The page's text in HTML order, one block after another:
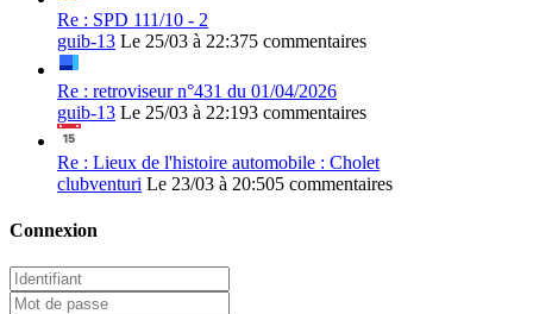
Re : SPD 111/10 - 2
guib-13 Le 25/03 à 22:375 commentaires
Re : retroviseur n°431 du 01/04/2026
guib-13 Le 25/03 à 22:193 commentaires
Re : Lieux de l'histoire automobile : Cholet
clubventuri Le 23/03 à 20:505 commentaires
Connexion